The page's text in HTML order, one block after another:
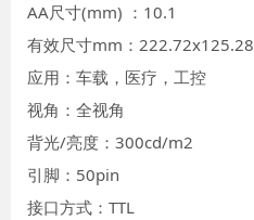
AA尺寸(mm) ：10.1
有效尺寸mm：222.72x125.28
应用：车载，医疗，工控
视角：全视角
背光/亮度：300cd/m2
引脚：50pin
接口方式：TTL